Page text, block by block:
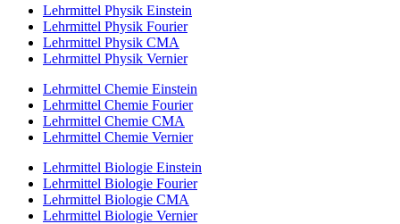
Lehrmittel Physik Einstein
Lehrmittel Physik Fourier
Lehrmittel Physik CMA
Lehrmittel Physik Vernier
Lehrmittel Chemie Einstein
Lehrmittel Chemie Fourier
Lehrmittel Chemie CMA
Lehrmittel Chemie Vernier
Lehrmittel Biologie Einstein
Lehrmittel Biologie Fourier
Lehrmittel Biologie CMA
Lehrmittel Biologie Vernier